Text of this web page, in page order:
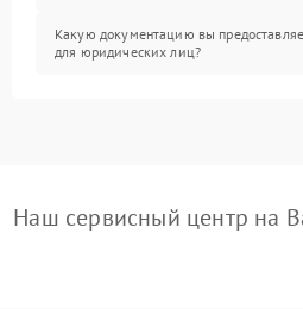
Какую документацию вы
для юридических лиц?
Наш сервисный центр на